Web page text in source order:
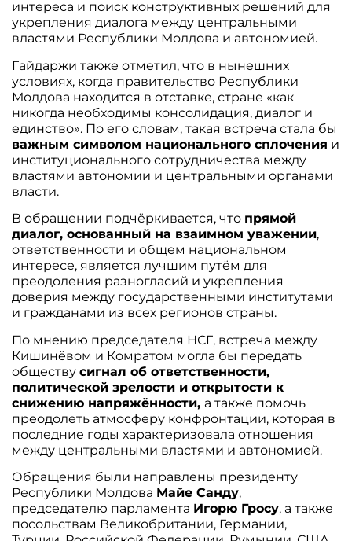
интереса и поиск конструктивных решений для
укрепления диалога между центральными
властями Республики Молдова и автономией.
Гайдаржи также отметил, что в нынешних
условиях, когда правительство Республики
Молдова находится в отставке, стране «как
никогда необходимы консолидация, диалог и
единство». По его словам, такая встреча стала бы
важным символом национального сплочения и
институционального сотрудничества между
властями автономии и центральными органами
власти.
В обращении подчёркивается, что прямой
диалог, основанный на взаимном уважении,
ответственности и общем национальном
интересе, является лучшим путём для
преодоления разногласий и укрепления
доверия между государственными институтами
и гражданами из всех регионов страны.
По мнению председателя НСГ, встреча между
Кишинёвом и Комратом могла бы передать
обществусигнал об ответственности,
политической зрелости и открытости к
снижению напряжённости,а также помочь
преодолеть атмосферу конфронтации, которая в
последние годы характеризовала отношения
между центральными властями и автономией.
Обращения были направлены президенту
Республики Молдова Майе Санду,
председателю парламента Игорю Гросу, а также
посольствам Великобритании, Германии,